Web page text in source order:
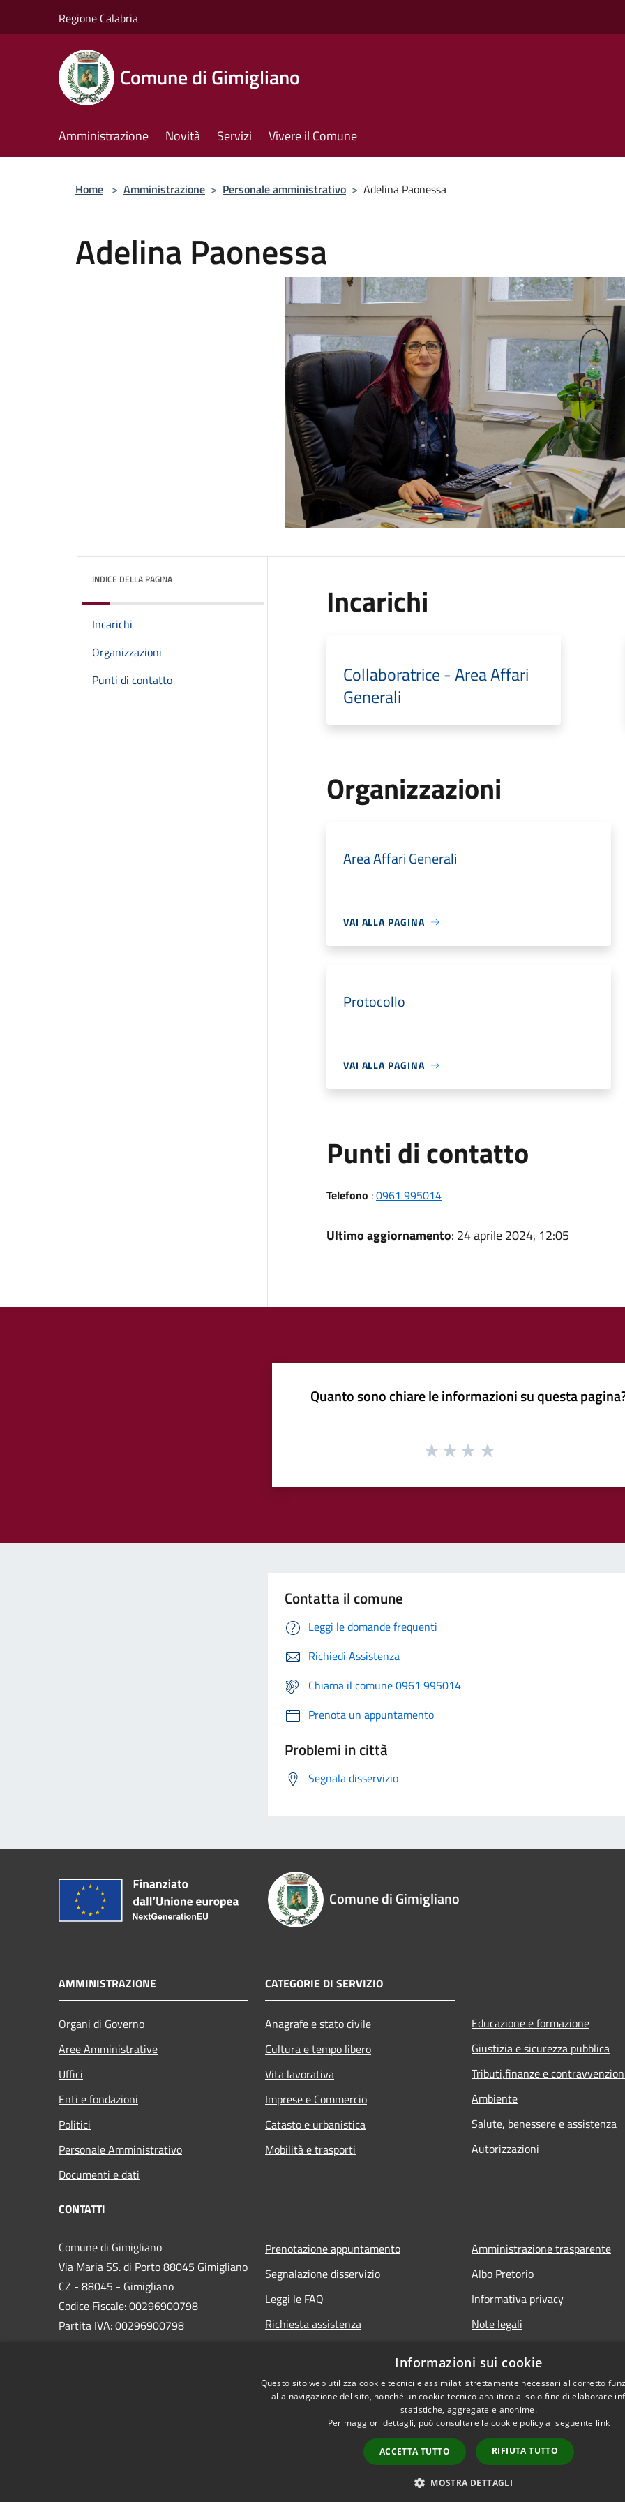
Regione Calabria
Comune di Gimigliano
Amministrazione Novità Servizi Vivere il Comune
Home > Amministrazione > Personale amministrativo > Adelina Paonessa
Adelina Paonessa
INDICE DELLA PAGINA
Incarichi
Organizzazioni
Punti di contatto
Incarichi
Collaboratrice - Area Affari
Generali
Organizzazioni
Area Affari Generali
VAI ALLA PAGINA
Protocollo
VAI ALLA PAGINA
Punti di contatto
Telefono :0961 995014
Ultimo aggiornamento: 24 aprile 2024, 12:05
Quanto sono chiare le informazioni su questa
Contatta il comune
Leggi le domande frequenti
Richiedi Assistenza
Chiama il comune 0961 995014
Prenota un appuntamento
Problemi in città
Segnala disservizio
Comune di Gimigliano
AMMINISTRAZIONE
Organi di Governo
Aree Amministrative
Uffici
Enti e fondazioni
Politici
Personale Amministrativo
Documenti e dati
CATEGORIE DI SERVIZIO
Anagrafe e stato civile
Cultura e tempo libero
Vita lavorativa
Imprese e Commercio
Catasto e urbanistica
Mobilità e trasporti
Educazione e formazione
Giustizia e sicurezza pubblica
Tributi,finanze e
Ambiente
Salute, benessere e assistenza
Autorizzazioni
CONTATTI
Comune di Gimigliano
Via Maria SS. di Porto 88045 Gimigliano
CZ - 88045 - Gimigliano
Codice Fiscale: 00296900798
Partita IVA: 00296900798
Prenotazione appuntamento
Segnalazione disservizio
Leggi le FAQ
Richiesta assistenza
Amministrazione trasparente
Albo Pretorio
Informativa privacy
Note legali
Copyright © 2026 • Comune di
Informazioni sui cookie
Questo sito web utilizza cookie tecnici e assimilati strettamente necessari al corretto
alla navigazione del sito, nonché un cookie tecnico analitico al solo fine di elaborare
statistiche, aggregate e anonime.
Per maggiori dettagli, può consultare la cookie policy al seguente link
ACCETTA TUTTO RIFIUTA TUTTO
MOSTRA DETTAGLI